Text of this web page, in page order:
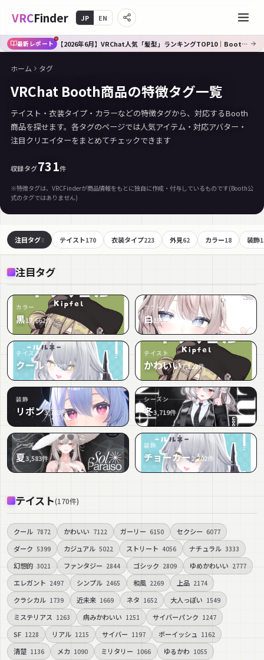
VRCFinder JP EN
最新レポート 【2026年6月】VRChat人気「髪型」ランキングTOP10｜Booth傾向分析
ホーム タグ
VRChat Booth商品の特徴タグ一覧
テイスト・衣装タイプ・カラーなどの特徴タグから、対応するBooth
商品を探せます。各タグのページでは人気アイテム・対応アバター・
注目クリエイターをまとめてチェックできます
収録タグ731件
※特徴タグは、VRCFinderが商品情報をもとに独自に作成・付与しているものです(Booth公
式のタグではありません)
注目タグ8 テイスト170 衣装タイプ223 外見62 カラー18 装飾
注目タグ
カラー
黒17,662件
カラー
白15,898件
テイスト
クール7,872件
テイスト
かわいい7,122件
装飾
リボン3,763件
シーズン
冬3,719件
シーズン
夏3,583件
装飾
チョーカー2,702件
テイスト(170件)
クール 7872 かわいい 7122 ガーリー 6150 セクシー 6077
ダーク 5399 カジュアル 5022 ストリート 4056 ナチュラル 3333
幻想的 3021 ファンタジー 2844 ゴシック 2809 ゆめかわいい 2777
エレガント 2497 シンプル 2465 和風 2269 上品 2174
クラシカル 1739 近未来 1669 ネタ 1652 大人っぽい 1549
ミステリアス 1263 病みかわいい 1251 サイバーパンク 1247
SF 1228 リアル 1215 サイバー 1197 ボーイッシュ 1162
清楚 1136 メカ 1090 ミリタリー 1066 ゆるかわ 1055